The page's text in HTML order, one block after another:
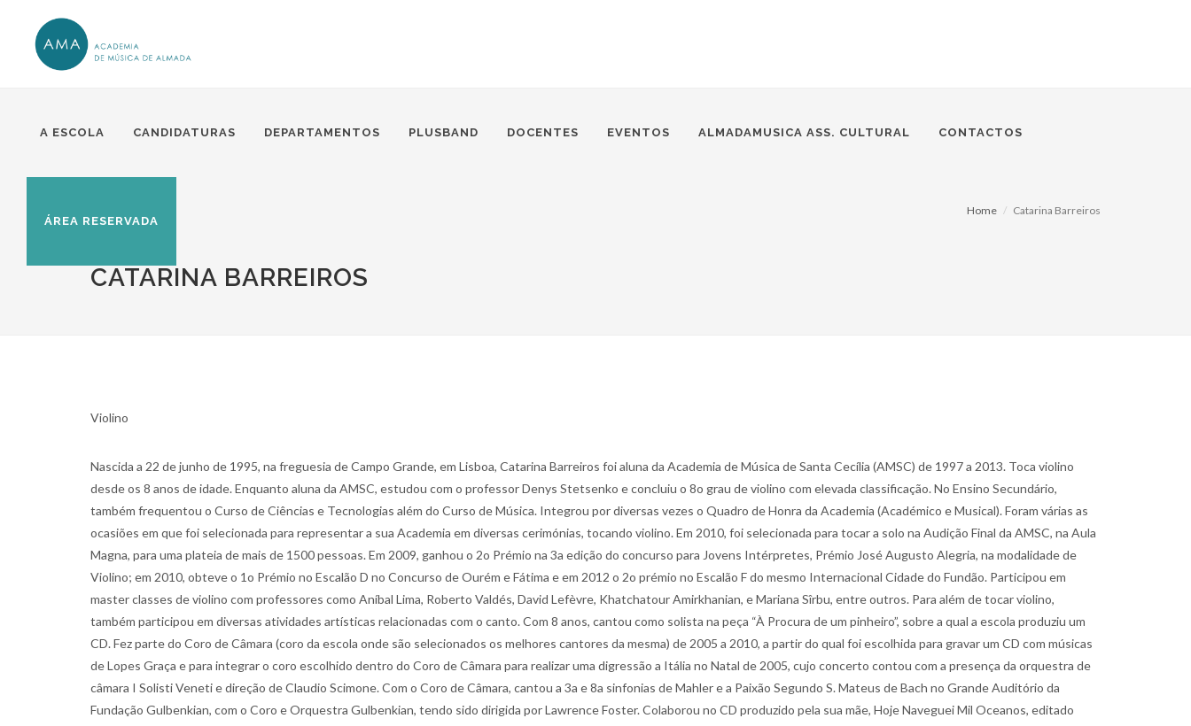
A ESCOLA CANDIDATURAS DEPARTAMENTOS PLUSBAND DOCENTES EVENTOS ALMADAMUSICA ASS. CULTURAL CONTACTOS
ÁREA RESERVADA
CATARINA BARREIROS
Home Catarina Barreiros
Violino
Nascida a 22 de junho de 1995, na freguesia de Campo Grande, em Lisboa, Catarina Barreiros foi aluna da Academia de Música de Santa Cecília (AMSC) de 1997 a 2013. Toca violino
desde os 8 anos de idade. Enquanto aluna da AMSC, estudou com o professor Denys Stetsenko e concluiu o 8o grau de violino com elevada classificação. No Ensino Secundário,
também frequentou o Curso de Ciências e Tecnologias além do Curso de Música. Integrou por diversas vezes o Quadro de Honra da Academia (Académico e Musical). Foram várias as
ocasiões em que foi selecionada para representar a sua Academia em diversas cerimónias, tocando violino. Em 2010, foi selecionada para tocar a solo na Audição Final da AMSC, na Aula
Magna, para uma plateia de mais de 1500 pessoas. Em 2009, ganhou o 2o Prémio na 3a edição do concurso para Jovens Intérpretes, Prémio José Augusto Alegria, na modalidade de
Violino; em 2010, obteve o 1o Prémio no Escalão D no Concurso de Ourém e Fátima e em 2012 o 2o prémio no Escalão F do mesmo Internacional Cidade do Fundão. Participou em
master classes de violino com professores como Aníbal Lima, Roberto Valdés, David Lefèvre, Khatchatour Amirkhanian, e Mariana Sîrbu, entre outros. Para além de tocar violino,
também participou em diversas atividades artísticas relacionadas com o canto. Com 8 anos, cantou como solista na peça “À Procura de um pinheiro”, sobre a qual a escola produziu um
CD. Fez parte do Coro de Câmara (coro da escola onde são selecionados os melhores cantores da mesma) de 2005 a 2010, a partir do qual foi escolhida para gravar um CD com músicas
de Lopes Graça e para integrar o coro escolhido dentro do Coro de Câmara para realizar uma digressão a Itália no Natal de 2005, cujo concerto contou com a presença da orquestra de
câmara I Solisti Veneti e direção de Claudio Scimone. Com o Coro de Câmara, cantou a 3a e 8a sinfonias de Mahler e a Paixão Segundo S. Mateus de Bach no Grande Auditório da
Fundação Gulbenkian, com o Coro e Orquestra Gulbenkian, tendo sido dirigida por Lawrence Foster. Colaborou no CD produzido pela sua mãe, Hoje Naveguei Mil Oceanos, editado